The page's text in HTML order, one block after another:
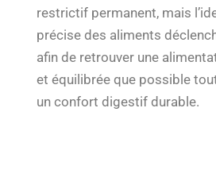
restrictif permanent, mais
précise des aliments
afin de retrouver une
et équilibrée que possible
un confort digestif durable.